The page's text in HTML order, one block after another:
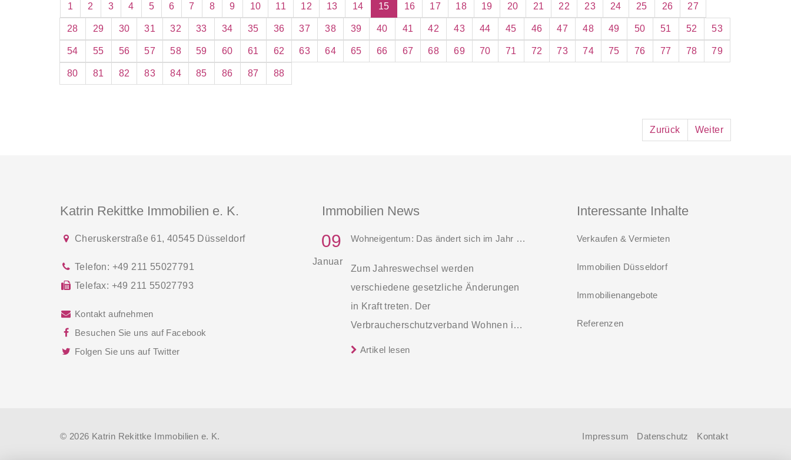
1 2 3 4 5 6 7 8 9 10 11 12 13 14 15 16 17 18 19 20 21 22 23 24 25 26 27
28 29 30 31 32 33 34 35 36 37 38 39 40 41 42 43 44 45 46 47 48 49 50 51 52 53
54 55 56 57 58 59 60 61 62 63 64 65 66 67 68 69 70 71 72 73 74 75 76 77 78 79
80 81 82 83 84 85 86 87 88
Zurück Weiter
Katrin Rekittke Immobilien e. K.
Cheruskerstraße 61, 40545 Düsseldorf
Telefon: +49 211 55027791
Telefax: +49 211 55027793
Kontakt aufnehmen
Besuchen Sie uns auf Facebook
Folgen Sie uns auf Twitter
Immobilien News
09
Januar
Wohneigentum: Das ändert sich im Jahr 2025
Zum Jahreswechsel werden
verschiedene gesetzliche Änderungen
in Kraft treten. Der
Verbraucherschutzverband Wohnen im
Eigentum (WiE) gibt einen Überblick,
Artikel lesen
Interessante Inhalte
Verkaufen & Vermieten
Immobilien Düsseldorf
Immobilienangebote
Referenzen
© 2026 Katrin Rekittke Immobilien e. K. Impressum Datenschutz Kontakt